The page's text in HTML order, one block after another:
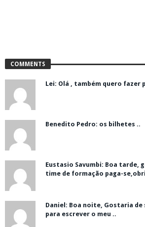
COMMENTS
Lei: Olá , também quero fazer
Benedito Pedro: os bilhetes ..
Eustasio Savumbi: Boa tarde,
time de formação paga-
Daniel: Boa noite, Gostaria
para escrever o meu ..